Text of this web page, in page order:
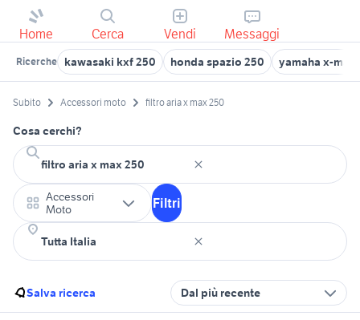
Home Cerca Vendi Messaggi
Ricerche kawasaki kxf 250 honda spazio 250 yamaha x-max
Subito Accessori moto filtro aria x max 250
Cosa cerchi?
Accessori
Moto
Filtri
Salva ricerca Dal più recente